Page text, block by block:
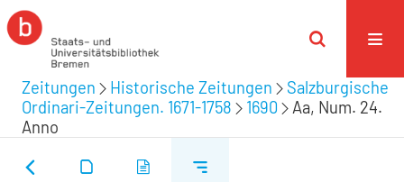
Zeitungen Historische Zeitungen
Salzburgische
Ordinari-Zeitungen. 1671-1758
1690
Aa, Num. 24.
Anno